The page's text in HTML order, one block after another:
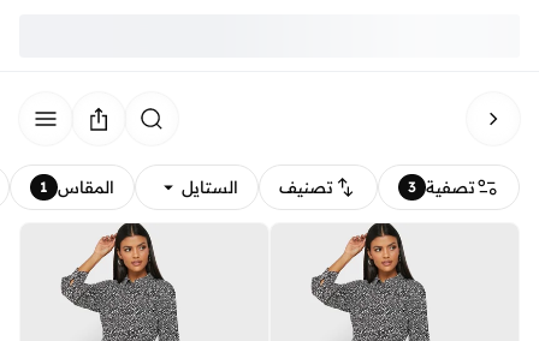
تصفية 3 تصنيف الستايل المقاس 1